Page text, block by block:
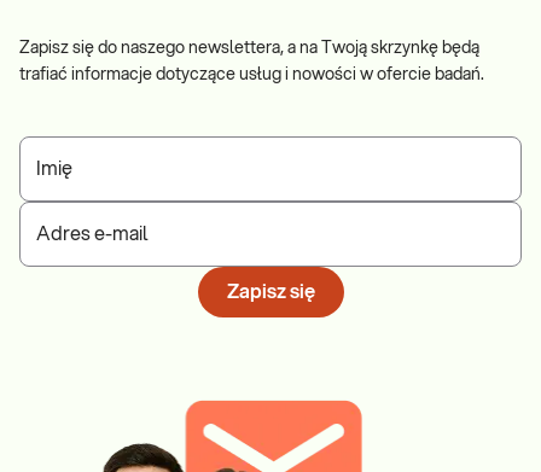
Zapisz się do naszego newslettera, a na Twoją skrzynkę będą
trafiać informacje dotyczące usług i nowości w ofercie badań.
Imię
Adres e-mail
Zapisz się